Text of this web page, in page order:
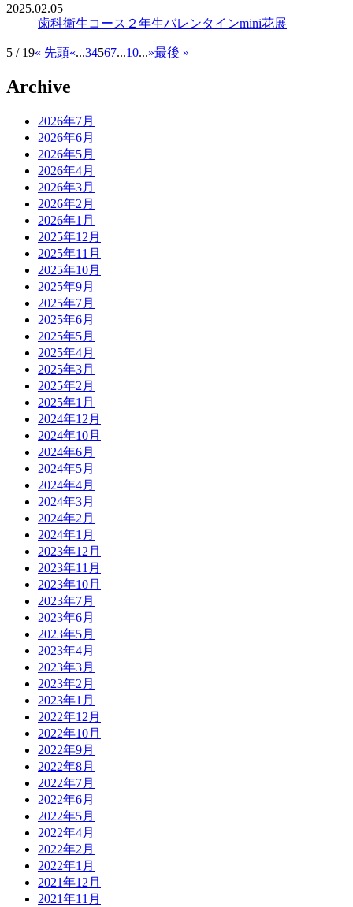
2025.02.05
歯科衛生コース２年生バレンタインmini花展
5 / 19« 先頭«...34567...10...»最後 »
Archive
2026年7月
2026年6月
2026年5月
2026年4月
2026年3月
2026年2月
2026年1月
2025年12月
2025年11月
2025年10月
2025年9月
2025年7月
2025年6月
2025年5月
2025年4月
2025年3月
2025年2月
2025年1月
2024年12月
2024年10月
2024年6月
2024年5月
2024年4月
2024年3月
2024年2月
2024年1月
2023年12月
2023年11月
2023年10月
2023年7月
2023年6月
2023年5月
2023年4月
2023年3月
2023年2月
2023年1月
2022年12月
2022年10月
2022年9月
2022年8月
2022年7月
2022年6月
2022年5月
2022年4月
2022年2月
2022年1月
2021年12月
2021年11月